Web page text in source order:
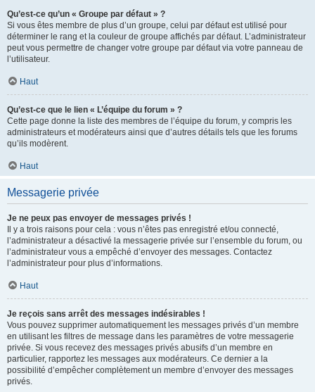
Qu’est-ce qu’un « Groupe par défaut » ?
Si vous êtes membre de plus d’un groupe, celui par défaut est utilisé pour
déterminer le rang et la couleur de groupe affichés par défaut. L’administrateur
peut vous permettre de changer votre groupe par défaut via votre panneau de
l’utilisateur.
Haut
Qu’est-ce que le lien « L’équipe du forum » ?
Cette page donne la liste des membres de l’équipe du forum, y compris les
administrateurs et modérateurs ainsi que d’autres détails tels que les forums
qu’ils modèrent.
Haut
Messagerie privée
Je ne peux pas envoyer de messages privés !
Il y a trois raisons pour cela : vous n’êtes pas enregistré et/ou connecté,
l’administrateur a désactivé la messagerie privée sur l’ensemble du forum, ou
l’administrateur vous a empêché d’envoyer des messages. Contactez
l’administrateur pour plus d’informations.
Haut
Je reçois sans arrêt des messages indésirables !
Vous pouvez supprimer automatiquement les messages privés d’un membre
en utilisant les filtres de message dans les paramètres de votre messagerie
privée. Si vous recevez des messages privés abusifs d’un membre en
particulier, rapportez les messages aux modérateurs. Ce dernier a la
possibilité d’empêcher complètement un membre d’envoyer des messages
privés.